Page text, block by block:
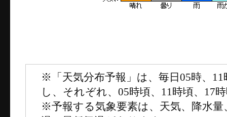
※「天気分布予報」は、毎日05時、11
し、それぞれ、05時頃、11時頃、17
※予報する気象要素は、天気、降水量